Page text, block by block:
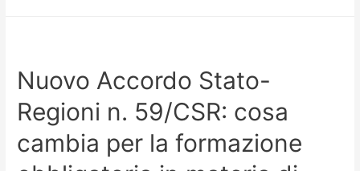
Nuovo Accordo Stato-
Regioni n. 59/CSR: cosa
cambia per la formazione